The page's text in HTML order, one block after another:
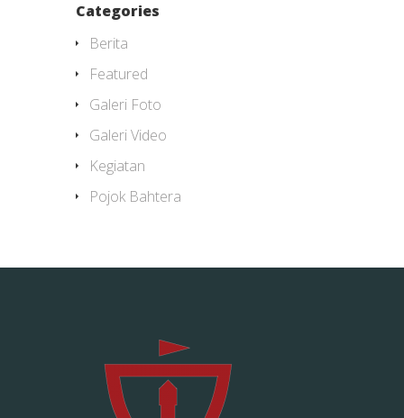
Categories
Berita
Featured
Galeri Foto
Galeri Video
Kegiatan
Pojok Bahtera